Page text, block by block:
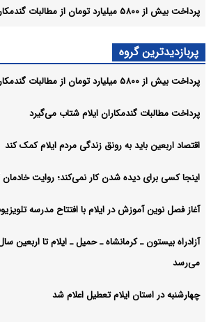
پرداخت بیش از ۵۸۰۰ میلیارد تومان از مطالبات گندمکاران ایلام
پربازدیدترین گروه
پرداخت بیش از ۵۸۰۰ میلیارد تومان از مطالبات گندمکاران ایلام
پرداخت مطالبات گندمکاران ایلام شتاب می‌گیرد
اقتصاد اربعین باید به رونق زندگی مردم ایلام کمک کند
اینجا کسی برای دیده شدن کار نمی‌کند؛ روایت خادمان
آغاز فصل نوین آموزش در ایلام با افتتاح مدرسه
آزادراه بیستون ـ کرمانشاه ـ حمیل ـ ایلام تا اربعین
می‌رسد
چهارشنبه در استان ایلام تعطیل اعلام شد